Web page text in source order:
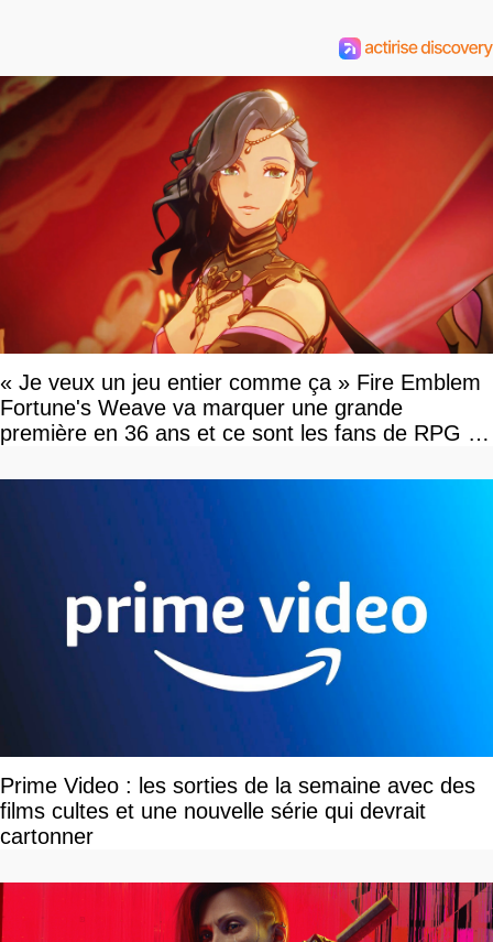
« Je veux un jeu entier comme ça » Fire Emblem
Fortune's Weave va marquer une grande
première en 36 ans et ce sont les fans de RPG en
Prime Video : les sorties de la semaine avec des
films cultes et une nouvelle série qui devrait
cartonner